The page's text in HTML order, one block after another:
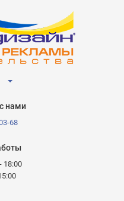
нами
68
18:00